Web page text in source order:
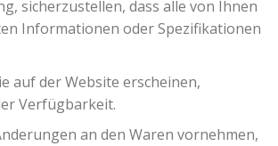
sicherzustellen, dass alle von Ihnen
Informationen oder Spezifikationen
auf der Website erscheinen,
Verfügbarkeit.
an den Waren vornehmen,